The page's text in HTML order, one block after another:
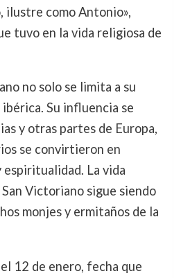
ilustre como Antonio»,
tuvo en la vida religiosa de
no solo se limita a su
Su influencia se
y otras partes de Europa,
se convirtieron en
La vida
Victoriano sigue siendo
monjes y ermitaños de la
12 de enero, fecha que